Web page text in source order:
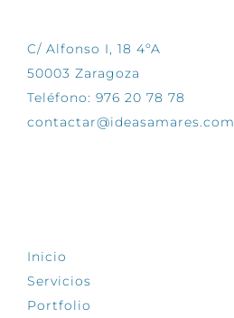
C/ Alfonso I, 18 4ºA
50003 Zaragoza
Teléfono: 976 20 78 78
contactar@ideasamares.com
Inicio
Servicios
Portfolio